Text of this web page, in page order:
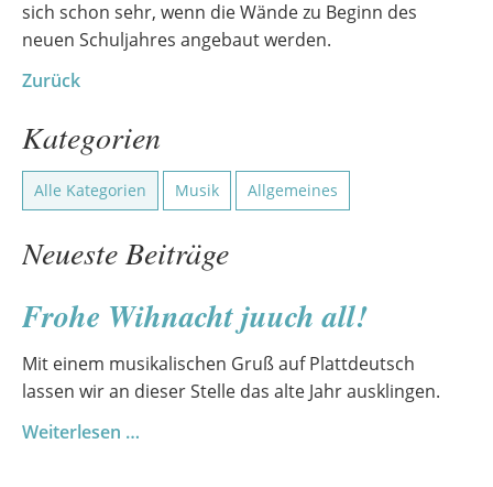
sich schon sehr, wenn die Wände zu Beginn des
neuen Schuljahres angebaut werden.
Zurück
Kategorien
Alle Kategorien Musik Allgemeines
Neueste Beiträge
Frohe Wihnacht juuch all!
Mit einem musikalischen Gruß auf Plattdeutsch
lassen wir an dieser Stelle das alte Jahr ausklingen.
Weiterlesen …